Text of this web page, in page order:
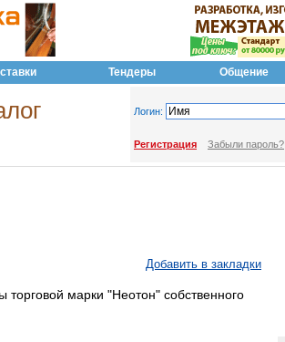
Тендеры Общение
Логин:
Регистрация Забыли пароль?
Добавить в закладки
марки "Неотон" собственного